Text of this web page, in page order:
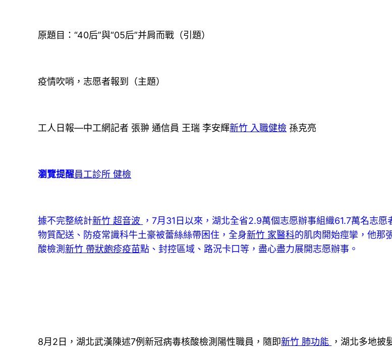
原題目：“40后”與“05后”并肩而戰（引題）
疫情吹哨，志愿者報到（主題）
工人日報—中工網記者 張翀 通信員 王瑞 李安輝新竹 入職健檢 孫克亮
瀏覽提醒員工診所 健檢
據不完整統計新竹 超音波
，7月31日以來，湖北全省2.9萬個志愿辦事組織61.7萬名志
物質配送、防疫常識科牛土豪被蕾絲絲帶困住，全身新竹 家醫科的肌肉開始痙攣，他那
酸檢測新竹 帶狀皰疹疫苗點、封控區域、路況卡口等，盡心盡力展開志愿辦事。
8月2日，湖北武漢陳述7例新冠病毒核酸檢測陽性職員，隨即新竹 肺功能 ，湖北多地披